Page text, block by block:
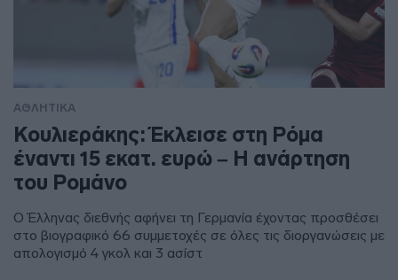
ΑΘΛΗΤΙΚΑ
Κουλιεράκης: Έκλεισε στη Ρόμα
έναντι 15 εκατ. ευρώ – Η ανάρτηση
του Ρομάνο
Ο Έλληνας διεθνής αφήνει τη Γερμανία έχοντας προσθέσει
στο βιογραφικό 66 συμμετοχές σε όλες τις διοργανώσεις με
απολογισμό 4 γκολ και 3 ασίστ